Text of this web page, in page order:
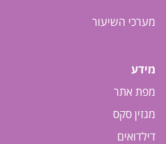
מערכי השיעור
מידע
מפת אתר
מגזין סקס
דילדואים